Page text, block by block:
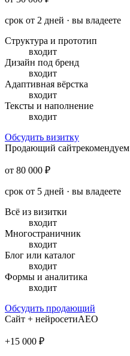
срок от 2 дней · вы владеете
Структура и прототип
входит
Дизайн под бренд
входит
Адаптивная вёрстка
входит
Тексты и наполнение
входит
Обсудить визитку
Продающий сайтрекомендуем
от 80 000 ₽
срок от 5 дней · вы владеете
Всё из визитки
входит
Многостраничник
входит
Блог или каталог
входит
Формы и аналитика
входит
Обсудить продающий
Сайт + нейросетиAEO
+15 000 ₽